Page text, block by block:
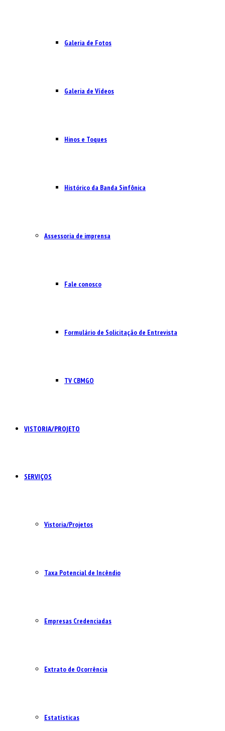
Galeria de Fotos
Galeria de Vídeos
Hinos e Toques
Histórico da Banda Sinfônica
Assessoria de imprensa
Fale conosco
Formulário de Solicitação de Entrevista
TV CBMGO
VISTORIA/PROJETO
SERVIÇOS
Vistoria/Projetos
Taxa Potencial de Incêndio
Empresas Credenciadas
Extrato de Ocorrência
Estatísticas